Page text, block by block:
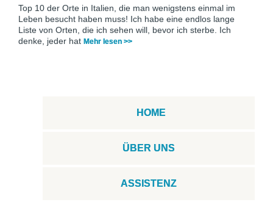
Top 10 der Orte in Italien, die man wenigstens einmal im
Leben besucht haben muss! Ich habe eine endlos lange
Liste von Orten, die ich sehen will, bevor ich sterbe. Ich
denke, jeder hat Mehr lesen >>
HOME
ÜBER UNS
ASSISTENZ